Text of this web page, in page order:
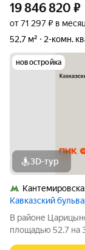
19 846 820 ₽
от 71 297 ₽ в месяц
52,7 м²
2-комн.
новостройка
3D-тур
Кавказский
В районе
площадью 52.7 на